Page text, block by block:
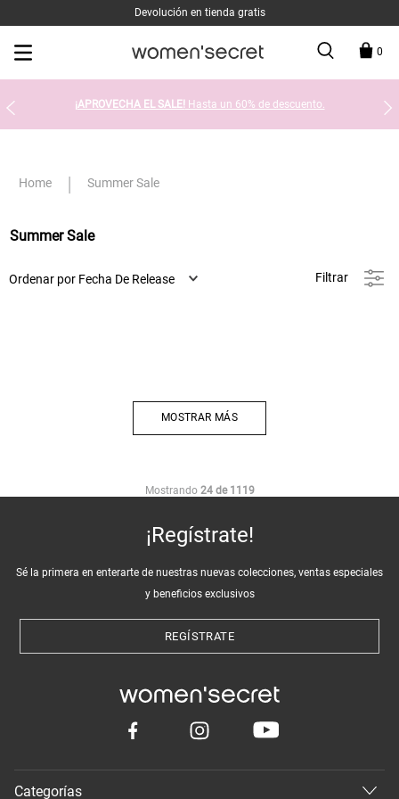
Devolución en tienda gratis
0
¡APROVECHA EL SALE! Hasta un 60% de descuento.
Summer Sale
Summer Sale
Ordenar por Fecha De Release Filtrar
MOSTRAR MÁS
Mostrando 24 de 1119
¡Regístrate!
Sé la primera en enterarte de nuestras nuevas colecciones, ventas especiales
y beneficios exclusivos
REGÍSTRATE
Categorías